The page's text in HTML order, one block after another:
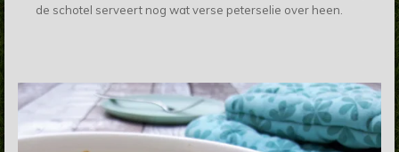
de schotel serveert nog wat verse peterselie over heen.